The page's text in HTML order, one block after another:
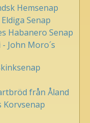
Hemsenap
Senap
Habanero Senap
John Moro´s
från Åland
Korvsenap